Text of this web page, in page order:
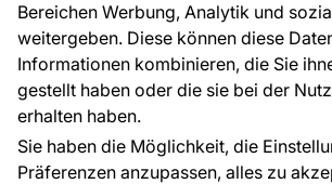
Bereichen Werbung, Analytik und
weitergeben. Diese können diese
Informationen kombinieren, die Sie
gestellt haben oder die sie bei der
erhalten haben.
Sie haben die Möglichkeit, die
Präferenzen anzupassen, alles zu